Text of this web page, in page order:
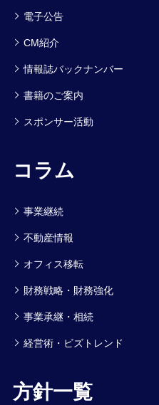
電子公告
CM紹介
情報誌バックナンバー
書籍のご案内
スポンサー活動
コラム
事業継続
不動産情報
オフィス移転
財務戦略・財務強化
事業承継・相続
経営術・ビズトレンド
方針一覧